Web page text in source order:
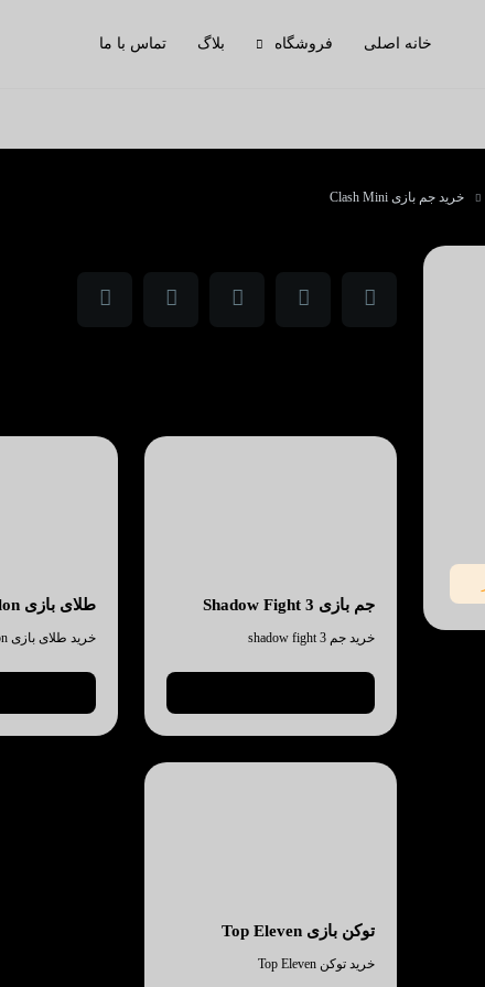
خانه اصلی فروشگاه بلاگ تماس با ما
خرید جم بازی Clash Mini
جم بازی Shadow Fight 3
خرید جم shadow fight 3
طلای بازی king of Avalon
خرید طلای بازی king of Avalon
توکن بازی Top Eleven
خرید توکن Top Eleven